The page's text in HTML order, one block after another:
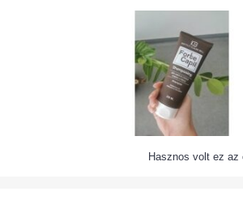
Hasznos volt ez az